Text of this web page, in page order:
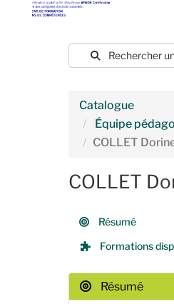
Rechercher
Catalogue
Équipe
COLLET
COLLET
Résumé
Formations
Résumé